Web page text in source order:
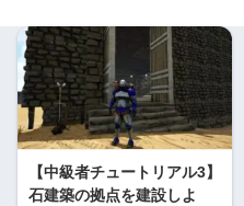
【中級者チュートリアル3】
石建築の拠点を建設しよ